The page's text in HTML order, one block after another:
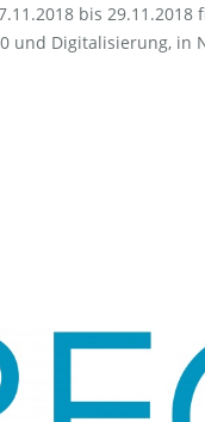
bis 29.11.2018
und Digitalisierung, in